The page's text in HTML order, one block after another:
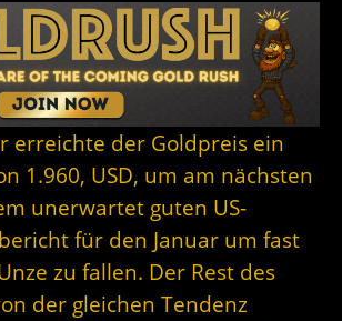
erreichte der Goldpreis ein
1.960, USD, um am nächsten
unerwartet guten US-
für den Januar um fast
zu fallen. Der Rest des
der gleichen Tendenz